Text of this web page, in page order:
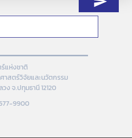
แห่งชาติ
าสตร์วิจัยและนวัตกรรม
ง จ.ปทุมธานี 12120
9900